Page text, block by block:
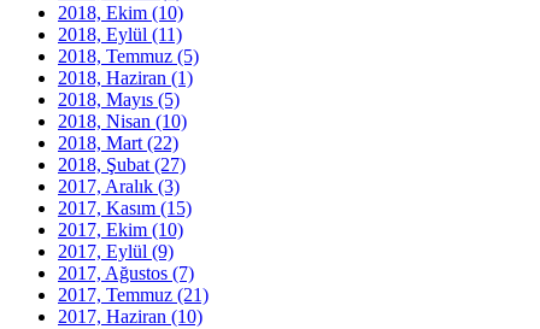
2018, Ekim (10)
2018, Eylül (11)
2018, Temmuz (5)
2018, Haziran (1)
2018, Mayıs (5)
2018, Nisan (10)
2018, Mart (22)
2018, Şubat (27)
2017, Aralık (3)
2017, Kasım (15)
2017, Ekim (10)
2017, Eylül (9)
2017, Ağustos (7)
2017, Temmuz (21)
2017, Haziran (10)